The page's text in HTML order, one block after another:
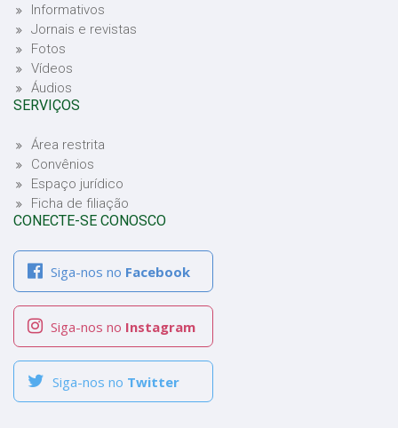
Informativos
Jornais e revistas
Fotos
Vídeos
Áudios
SERVIÇOS
Área restrita
Convênios
Espaço jurídico
Ficha de filiação
CONECTE-SE CONOSCO
Siga-nos no Facebook
Siga-nos no Instagram
Siga-nos no Twitter